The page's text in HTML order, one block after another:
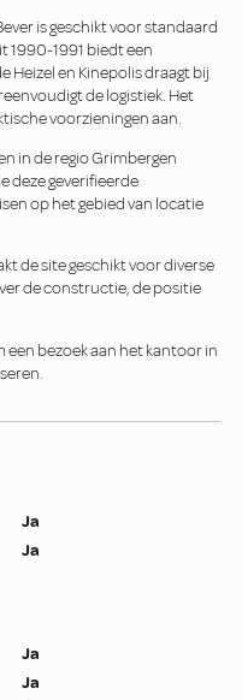
is geschikt voor standaard
1990-1991 biedt een
Heizel en Kinepolis draagt bij
de logistiek. Het
voorzieningen aan.
in de regio Grimbergen
deze geverifieerde
op het gebied van locatie
de site geschikt voor diverse
de constructie, de positie
bezoek aan het kantoor in
Ja
Ja
Ja
Ja